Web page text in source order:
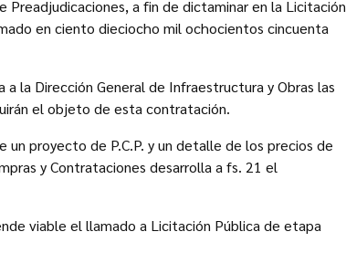
a fin de dictaminar en la Licitación
en ciento dieciocho mil ochocientos cincuenta
la Dirección General de Infraestructura y Obras las
el objeto de esta contratación.
proyecto de P.C.P. y un detalle de los precios de
y Contrataciones desarrolla a fs. 21 el
viable el llamado a Licitación Pública de etapa